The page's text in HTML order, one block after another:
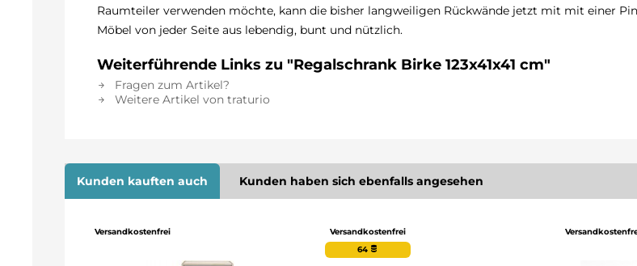
Raumteiler verwenden möchte, kann die bisher langweiligen Rückwände jetzt mit mit einer
Möbel von jeder Seite aus lebendig, bunt und nützlich.
Weiterführende Links zu "Regalschrank Birke 123x41x41 cm"
Fragen zum Artikel?
Weitere Artikel von traturio
Kunden kauften auch Kunden haben sich ebenfalls angesehen
Versandkostenfrei
Versandkostenfrei
64